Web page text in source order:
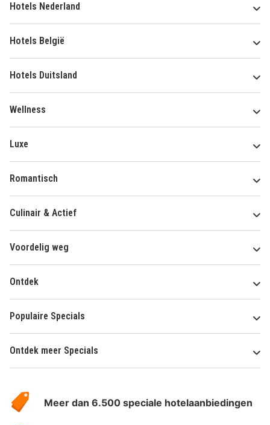
Hotels Nederland
Hotels België
Hotels Duitsland
Wellness
Luxe
Romantisch
Culinair & Actief
Voordelig weg
Ontdek
Populaire Specials
Ontdek meer Specials
HotelSpecials
Meer dan 6.500 speciale hotelaanbiedingen